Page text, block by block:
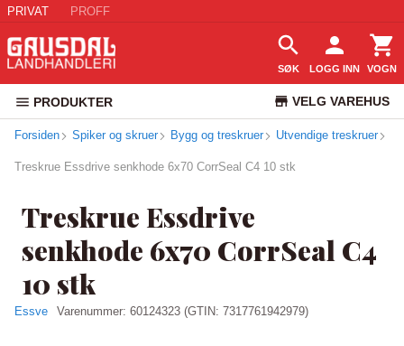
PRIVAT PROFF
SØK LOGG INN VOGN
PRODUKTER VELG VAREHUS
KUNDESERVICE
Forsiden Spiker og skruer Bygg og treskruer Utvendige treskruer
Treskrue Essdrive senkhode 6x70 CorrSeal C4 10 stk
Treskrue Essdrive
senkhode 6x70 CorrSeal C4
10 stk
Essve Varenummer: 60124323 (GTIN: 7317761942979)